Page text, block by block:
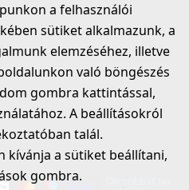
Pure - Matt fekete
és túlfolyó egymedencés
Ft
a felhasználói
sütiket alkalmazunk, a
elemzéséhez, illetve
való böngészés
gombra kattintással,
A beállításokról
talál.
kívánja a sütiket beállítani,
gombra.